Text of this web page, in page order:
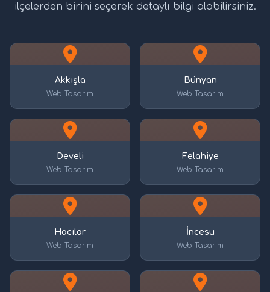
ilçelerden birini seçerek detaylı bilgi alabilirsiniz.
Akkışla
Web Tasarım
Bünyan
Web Tasarım
Develi
Web Tasarım
Felahiye
Web Tasarım
Hacılar
Web Tasarım
İncesu
Web Tasarım